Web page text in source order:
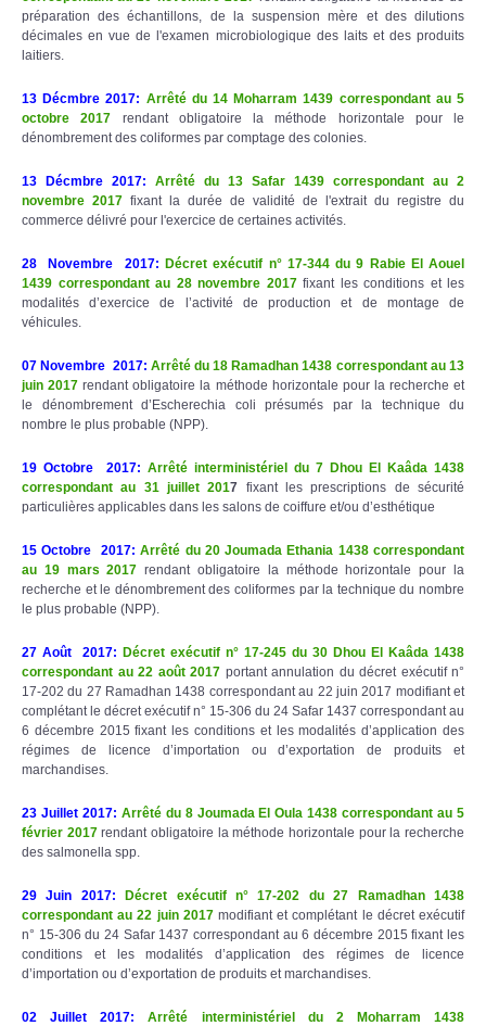
préparation des échantillons, de la suspension mère et des dilutions
décimales en vue de l'examen microbiologique des laits et des produits
laitiers.
13 Décmbre 2017: Arrêté du 14 Moharram 1439 correspondant au 5
octobre 2017 rendant obligatoire la méthode horizontale pour le
dénombrement des coliformes par comptage des colonies.
13 Décmbre 2017:
Arrêté du 13 Safar 1439 correspondant au 2
novembre 2017 fixant la durée de validité de l'extrait du registre du
commerce délivré pour l'exercice de certaines activités.
28 Novembre 2017: Décret exécutif n° 17-344 du 9 Rabie El Aouel
1439 correspondant au 28 novembre 2017fixant les conditions et les
modalités d’exercice de l’activité de production et de montage de
véhicules.
07 Novembre 2017: Arrêté du 18 Ramadhan 1438 correspondant au 13
juin 2017 rendant obligatoire la méthode horizontale pour la recherche et
le dénombrement d’Escherechia coli présumés par la technique du
nombre le plus probable (NPP).
19 Octobre 2017: Arrêté interministériel du 7 Dhou El Kaâda 1438
correspondant au 31 juillet 2017 fixant les prescriptions de sécurité
particulières applicables dans les salons de coiffure et/ou d’esthétique
15 Octobre 2017: Arrêté du 20 Joumada Ethania 1438 correspondant
au 19 mars 2017 rendant obligatoire la méthode horizontale pour la
recherche et le dénombrement des coliformes par la technique du nombre
le plus probable (NPP).
27 Août 2017: Décret exécutif n° 17-245 du 30 Dhou El Kaâda 1438
correspondant au 22 août 2017 portant annulation du décret exécutif n°
17-202 du 27 Ramadhan 1438 correspondant au 22 juin 2017 modifiant et
complétant le décret exécutif n° 15-306 du 24 Safar 1437 correspondant au
6 décembre 2015 fixant les conditions et les modalités d’application des
régimes de licence d’importation ou d’exportation de produits et
marchandises.
23 Juillet 2017: Arrêté du 8 Joumada El Oula 1438 correspondant au 5
février 2017rendant obligatoire la méthode horizontale pour la recherche
des salmonella spp.
29 Juin 2017: Décret exécutif n° 17-202 du 27 Ramadhan 1438
correspondant au 22 juin 2017modifiant et complétant le décret exécutif
n° 15-306 du 24 Safar 1437 correspondant au 6 décembre 2015 fixant les
conditions et les modalités d’application des régimes de licence
d’importation ou d’exportation de produits et marchandises.
02 Juillet 2017:
Arrêté interministériel du 2 Moharram 1438